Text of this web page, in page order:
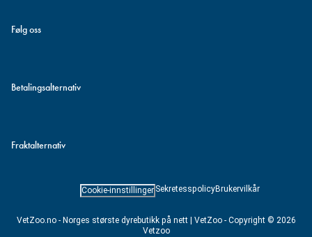
Følg oss
Betalingsalternativ
Fraktalternativ
VetZoo.no - Norges største dyrebutikk på nett | VetZoo - Copyright © 2026
Vetzoo
Cookie-innstillinger SekretesspolicyBrukervilkår